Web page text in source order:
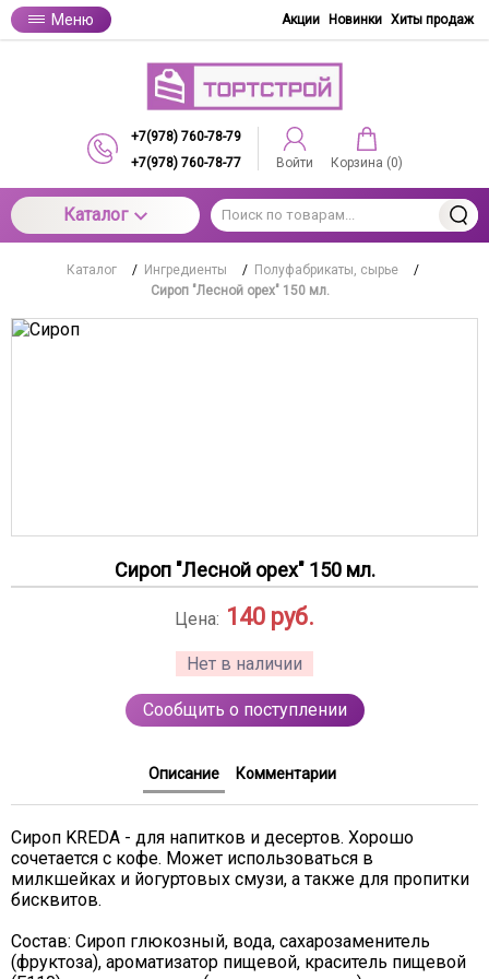
Меню Акции Новинки Хиты продаж
+7(978) 760-78-79
+7(978) 760-78-77
Войти Корзина (0)
Каталог
Каталог / Ингредиенты / Полуфабрикаты, сырье
/
Сироп "Лесной орех" 150 мл.
Сироп "Лесной орех" 150 мл.
Нет в наличии
Цена: 140 руб.
Сообщить о поступлении
Описание Комментарии
Сироп KREDA - для напитков и десертов. Хорошо
сочетается с кофе. Может использоваться в
милкшейках и йогуртовых смузи, а также для пропитки
бисквитов.
Состав: Сироп глюкозный, вода, сахарозаменитель
(фруктоза), ароматизатор пищевой, краситель пищевой